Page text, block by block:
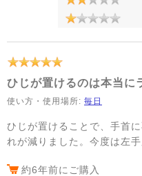
ひじが置けるのは本当に
使い方・使用場所: 毎日
ひじが置けることで、手首
れが減りました。今度は左
約6年前にご購入